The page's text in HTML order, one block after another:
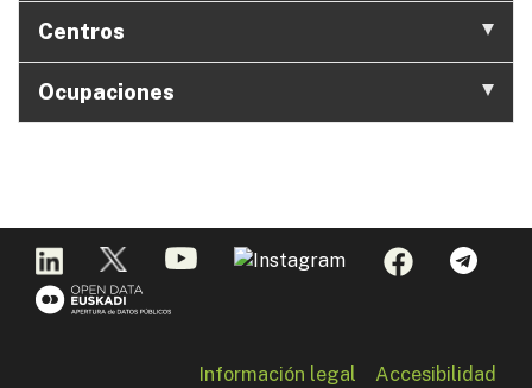
Centros
Ocupaciones
Información legal Accesibilidad